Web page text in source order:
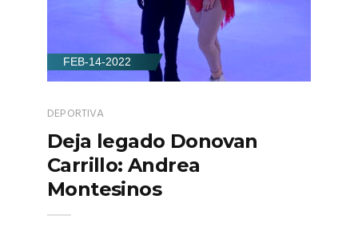
FEB-14-2022
DEPORTIVA
Deja legado Donovan
Carrillo: Andrea
Montesinos